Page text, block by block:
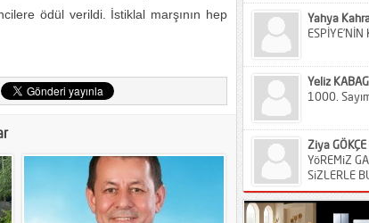
ödül verildi. İstiklal marşının hep
Yahya
ESPİYE’NİN
Yeliz
1000.
Ziya GÖKÇE
YöREMiZ
SiZLERLE